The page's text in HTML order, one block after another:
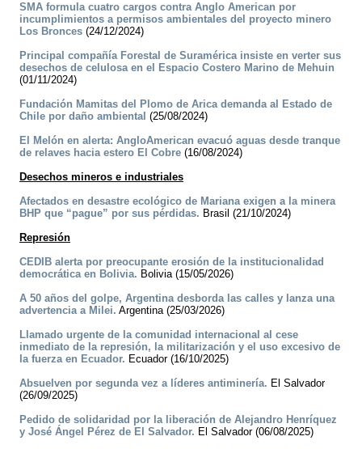
SMA formula cuatro cargos contra Anglo American por
incumplimientos a permisos ambientales del proyecto minero
Los Bronces (24/12/2024)
Principal compañía Forestal de Suramérica insiste en verter sus
desechos de celulosa en el Espacio Costero Marino de Mehuin
(01/11/2024)
Fundación Mamitas del Plomo de Arica demanda al Estado de
Chile por daño ambiental (25/08/2024)
El Melón en alerta: AngloAmerican evacuó aguas desde tranque
de relaves hacia estero El Cobre (16/08/2024)
Desechos mineros e industriales
Afectados en desastre ecológico de Mariana exigen a la minera
BHP que “pague” por sus pérdidas. Brasil (21/10/2024)
Represión
CEDIB alerta por preocupante erosión de la institucionalidad
democrática en Bolivia. Bolivia (15/05/2026)
A 50 años del golpe, Argentina desborda las calles y lanza una
advertencia a Milei. Argentina (25/03/2026)
Llamado urgente de la comunidad internacional al cese
inmediato de la represión, la militarización y el uso excesivo de
la fuerza en Ecuador. Ecuador (16/10/2025)
Absuelven por segunda vez a líderes antiminería. El Salvador
(26/09/2025)
Pedido de solidaridad por la liberación de Alejandro Henríquez
y José Ángel Pérez de El Salvador. El Salvador (06/08/2025)